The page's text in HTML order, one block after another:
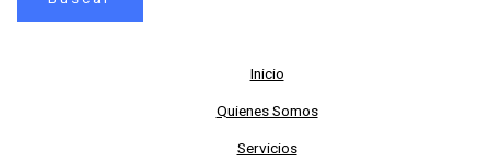
Inicio
Quienes Somos
Servicios